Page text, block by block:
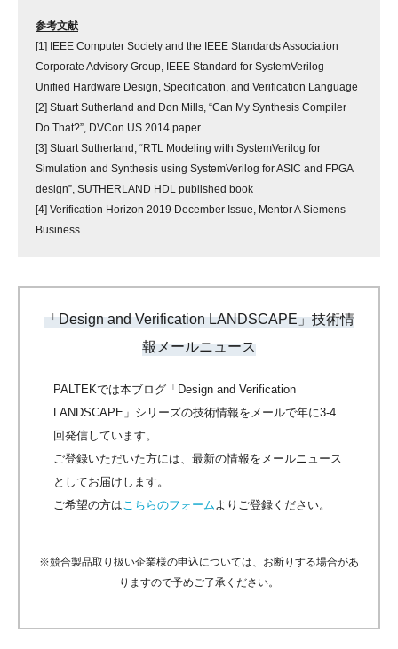
参考文献
[1] IEEE Computer Society and the IEEE Standards Association
Corporate Advisory Group, IEEE Standard for SystemVerilog—
Unified Hardware Design, Specification, and Verification Language
[2] Stuart Sutherland and Don Mills, “Can My Synthesis Compiler
Do That?”, DVCon US 2014 paper
[3] Stuart Sutherland, “RTL Modeling with SystemVerilog for
Simulation and Synthesis using SystemVerilog for ASIC and FPGA
design”, SUTHERLAND HDL published book
[4] Verification Horizon 2019 December Issue, Mentor A Siemens
Business
「Design and Verification LANDSCAPE」技術情
報メールニュース
PALTEKでは本ブログ「Design and Verification
LANDSCAPE」シリーズの技術情報をメールで年に3-4
回発信しています。
ご登録いただいた方には、最新の情報をメールニュース
としてお届けします。
ご希望の方はこちらのフォームよりご登録ください。
※競合製品取り扱い企業様の申込については、お断りする場合があ
りますので予めご了承ください。